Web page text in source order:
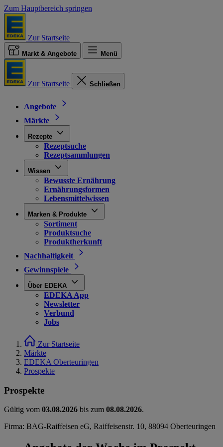
Zum Hauptbereich springen
Zur Startseite
Markt & Angebote Menü
Zur Startseite Schließen
Angebote
Märkte
Rezepte
Rezeptsuche
Rezeptsammlungen
Wissen
Bewusste Ernährung
Ernährungsformen
Lebensmittelwissen
Marken & Produkte
Sortiment
Produktsuche
Produktherkunft
Nachhaltigkeit
Gewinnspiele
Über EDEKA
EDEKA App
Newsletter
Verbund
Jobs
Zur Startseite
Märkte
EDEKA Oberteuringen
Prospekte
Prospekte
Gültig vom 03.08.2026 bis zum 08.08.2026.
Firma: BAG-Raiffeisen eG, Raiffeisenstr. 10, 88094 Oberteuringen